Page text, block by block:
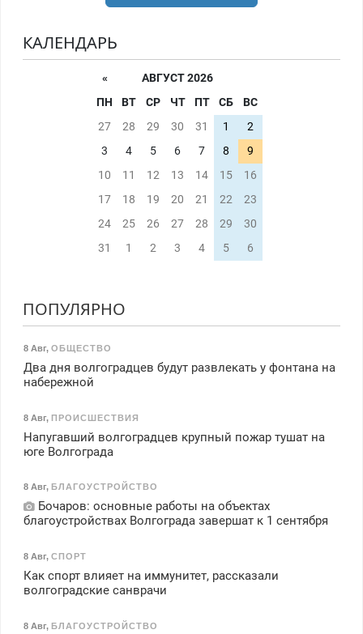
КАЛЕНДАРЬ
«
АВГУСТ 2026
ПН
ВТ СР ЧТ ПТ СБ
ВС
27
28 29 30 31 1
2
3
4 5 6 7 8
9
10
11 12 13 14 15
16
17
18 19 20 21 22
23
24
25 26 27 28 29
30
31
1 2 3 4 5 6
ПОПУЛЯРНО
8 Авг, ОБЩЕСТВО
Два дня волгоградцев будут развлекать у фонтана на
набережной
8 Авг, ПРОИСШЕСТВИЯ
Напугавший волгоградцев крупный пожар тушат на
юге Волгограда
8 Авг, БЛАГОУСТРОЙСТВО
Бочаров: основные работы на объектах
благоустройствах Волгограда завершат к 1 сентября
8 Авг, СПОРТ
Как спорт влияет на иммунитет, рассказали
волгоградские санврачи
8 Авг, БЛАГОУСТРОЙСТВО